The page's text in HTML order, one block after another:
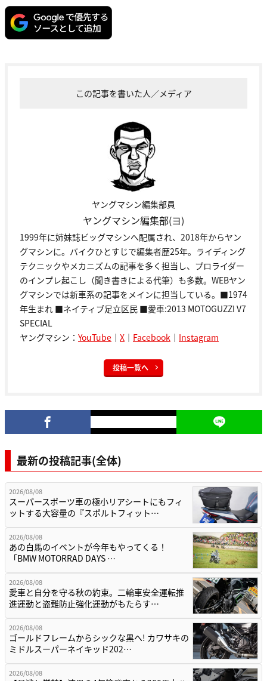
この記事を書いた人／メディア
ヤングマシン編集部員
ヤングマシン編集部(ヨ)
1999年に姉妹誌ビッグマシンへ配属され、2018年からヤン
グマシンに。バイクひとすじで編集者歴25年。ライディング
テクニックやメカニズムの記事を多く担当し、プロライダー
のインプレ起こし（聞き書きによる代筆）も多数。WEBヤン
グマシンでは新車系の記事をメインに担当している。■1974
年生まれ ■ネイティブ足立区民 ■愛車:2013 MOTOGUZZI V7
SPECIAL
ヤングマシン： YouTube ｜ X ｜ Facebook ｜ Instagram
投稿一覧へ
最新の投稿記事(全体)
2026/08/08
スーパースポーツ車の極小リアシートにもフィ
ットする大容量の『スポルトフィット…
2026/08/08
あの白馬のイベントが今年もやってくる！
「BMW MOTORRAD DAYS …
2026/08/08
愛車と自分を守る秋の約束。二輪車安全運転推
進運動と盗難防止強化運動がもたらす…
2026/08/08
ゴールドフレームからシックな黒へ! カワサキの
ミドルスーパーネイキッド202…
2026/08/08